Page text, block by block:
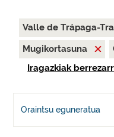
Valle de Trápaga-
Mugikortasuna
Iragazkiak
Oraintsu eguneratua